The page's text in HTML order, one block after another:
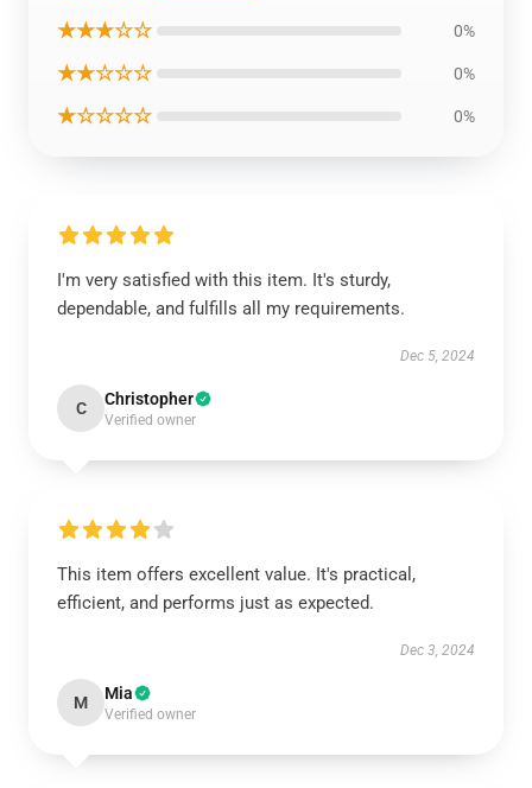
★★★☆☆ 0%
★★☆☆☆ 0%
★☆☆☆☆ 0%
I'm very satisfied with this item. It's sturdy,
dependable, and fulfills all my requirements.
Dec 5, 2024
C Christopher
Verified owner
This item offers excellent value. It's practical,
efficient, and performs just as expected.
Dec 3, 2024
M Mia
Verified owner